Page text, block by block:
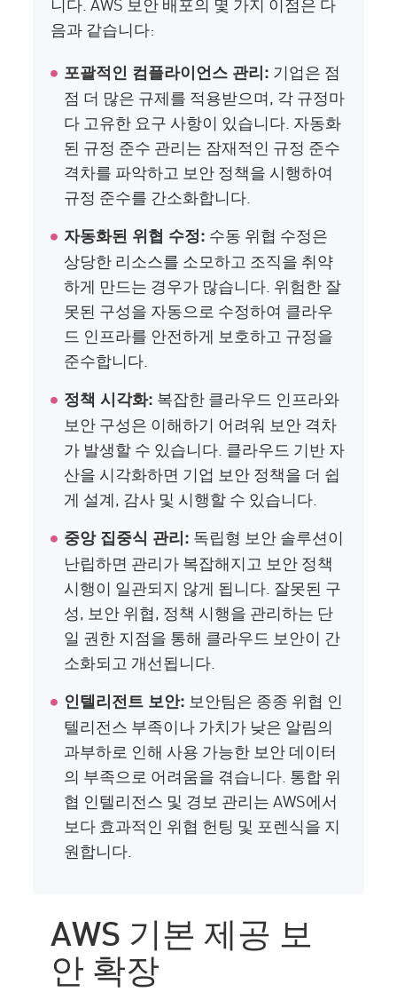
음과 같습니다:
포괄적인 컴플라이언스 관리: 기업은 점
점 더 많은 규제를 적용받으며, 각 규정마
다 고유한 요구 사항이 있습니다. 자동화
된 규정 준수 관리는 잠재적인 규정 준수
격차를 파악하고 보안 정책을 시행하여
규정 준수를 간소화합니다.
자동화된 위협 수정: 수동 위협 수정은
상당한 리소스를 소모하고 조직을 취약
하게 만드는 경우가 많습니다. 위험한 잘
못된 구성을 자동으로 수정하여 클라우
드 인프라를 안전하게 보호하고 규정을
준수합니다.
정책 시각화: 복잡한 클라우드 인프라와
보안 구성은 이해하기 어려워 보안 격차
가 발생할 수 있습니다. 클라우드 기반 자
산을 시각화하면 기업 보안 정책을 더 쉽
게 설계, 감사 및 시행할 수 있습니다.
중앙 집중식 관리: 독립형 보안 솔루션이
난립하면 관리가 복잡해지고 보안 정책
시행이 일관되지 않게 됩니다. 잘못된 구
성, 보안 위협, 정책 시행을 관리하는 단
일 권한 지점을 통해 클라우드 보안이 간
소화되고 개선됩니다.
인텔리전트 보안: 보안팀은 종종 위협 인
텔리전스 부족이나 가치가 낮은 알림의
과부하로 인해 사용 가능한 보안 데이터
의 부족으로 어려움을 겪습니다. 통합 위
협 인텔리전스 및 경보 관리는 AWS에서
보다 효과적인 위협 헌팅 및 포렌식을 지
원합니다.
AWS 기본 제공 보
안 확장